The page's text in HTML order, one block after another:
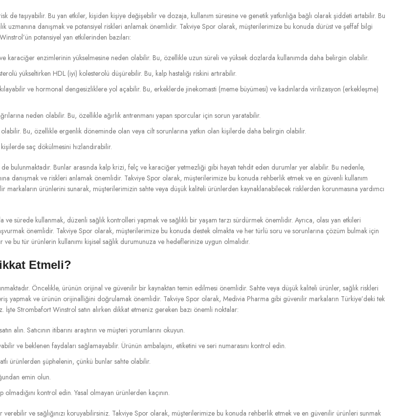
de taşıyabilir. Bu yan etkiler, kişiden kişiye değişebilir ve dozaja, kullanım süresine ve genetik yatkınlığa bağlı olarak şiddeti artabilir. Bu
danışmak ve potansiyel riskleri anlamak önemlidir. Takviye Spor olarak, müşterilerimize bu konuda dürüst ve şeffaf bilgi
potansiyel yan etkilerinden bazıları:
karaciğer enzimlerinin yükselmesine neden olabilir. Bu, özellikle uzun süreli ve yüksek dozlarda kullanımda daha belirgin olabilir.
yükseltirken HDL (iyi) kolesterolü düşürebilir. Bu, kalp hastalığı riskini artırabilir.
ve hormonal dengesizliklere yol açabilir. Bu, erkeklerde jinekomasti (meme büyümesi) ve kadınlarda virilizasyon (erkekleşme)
neden olabilir. Bu, özellikle ağırlık antrenmanı yapan sporcular için sorun yaratabilir.
Bu, özellikle ergenlik döneminde olan veya cilt sorunlarına yatkın olan kişilerde daha belirgin olabilir.
saç dökülmesini hızlandırabilir.
bulunmaktadır. Bunlar arasında kalp krizi, felç ve karaciğer yetmezliği gibi hayatı tehdit eden durumlar yer alabilir. Bu nedenle,
danışmak ve riskleri anlamak önemlidir. Takviye Spor olarak, müşterilerimize bu konuda rehberlik etmek ve en güvenli kullanım
ürünlerini sunarak, müşterilerimizin sahte veya düşük kaliteli ürünlerden kaynaklanabilecek risklerden korunmasına yardımcı
sürede kullanmak, düzenli sağlık kontrolleri yapmak ve sağlıklı bir yaşam tarzı sürdürmek önemlidir. Ayrıca, olası yan etkileri
önemlidir. Takviye Spor olarak, müşterilerimize bu konuda destek olmakta ve her türlü soru ve sorunlarına çözüm bulmak için
bu tür ürünlerin kullanımı kişisel sağlık durumunuza ve hedeflerinize uygun olmalıdır.
Etmeli?
Öncelikle, ürünün orijinal ve güvenilir bir kaynaktan temin edilmesi önemlidir. Sahte veya düşük kaliteli ürünler, sağlık riskleri
yapmak ve ürünün orijinalliğini doğrulamak önemlidir. Takviye Spor olarak, Medivia Pharma gibi güvenilir markaların Türkiye’deki tek
Strombafort Winstrol satın alırken dikkat etmeniz gereken bazı önemli noktalar:
alın. Satıcının itibarını araştırın ve müşteri yorumlarını okuyun.
ve beklenen faydaları sağlamayabilir. Ürünün ambalajını, etiketini ve seri numarasını kontrol edin.
ürünlerden şüphelenin, çünkü bunlar sahte olabilir.
emin olun.
olmadığını kontrol edin. Yasal olmayan ürünlerden kaçının.
verebilir ve sağlığınızı koruyabilirsiniz. Takviye Spor olarak, müşterilerimize bu konuda rehberlik etmek ve en güvenilir ürünleri sunmak